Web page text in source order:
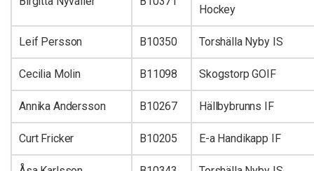
Hockey
Leif Persson B10350 Torshälla Nyby IS
Cecilia Molin B11098 Skogstorp GOIF
Annika Andersson B10267 Hällbybrunns IF
Curt Fricker B10205 E-a Handikapp IF